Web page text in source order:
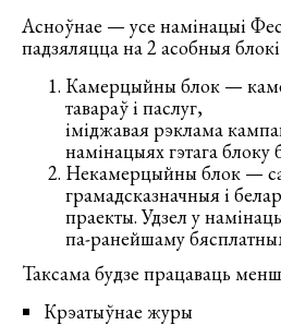
Асноўнае — усе намінацыі
падзяляцца на 2 асобныя
Камерцыйны блок —
тавараў і паслуг,
іміджавая рэклама
намінацыях гэтага блоку
Некамерцыйны блок —
грамадсказначныя і
праекты. Удзел у
па-ранейшаму
Таксама будзе працаваць
Крэатыўнае журы